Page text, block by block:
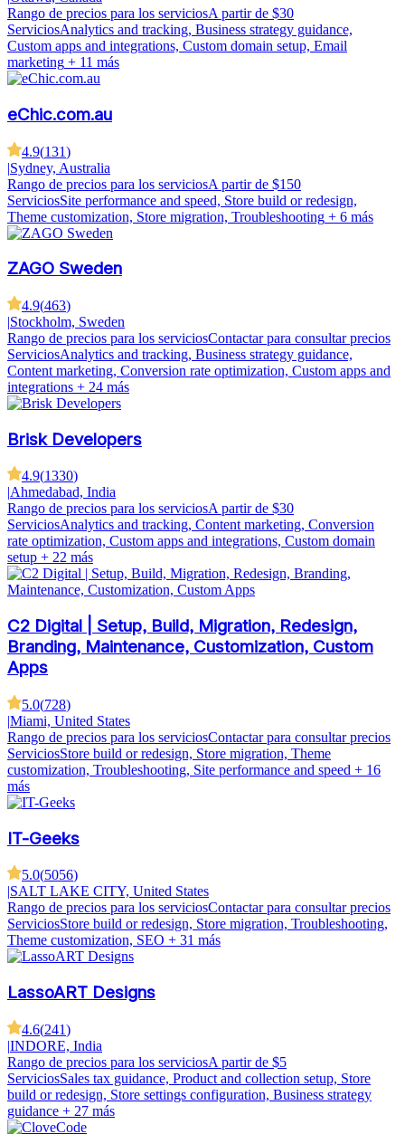
Rango de precios para los serviciosA partir de $30
ServiciosAnalytics and tracking, Business strategy guidance,
Custom apps and integrations, Custom domain setup, Email
marketing + 11 más
eChic.com.au
4.9(131)
|Sydney, Australia
Rango de precios para los serviciosA partir de $150
ServiciosSite performance and speed, Store build or redesign,
Theme customization, Store migration, Troubleshooting + 6 más
ZAGO Sweden
4.9(463)
|Stockholm, Sweden
Rango de precios para los serviciosContactar para consultar precios
ServiciosAnalytics and tracking, Business strategy guidance,
Content marketing, Conversion rate optimization, Custom apps and
integrations + 24 más
Brisk Developers
4.9(1330)
Ahmedabad, India
Rango de precios para los serviciosA partir de $30
ServiciosAnalytics and tracking, Content marketing, Conversion
rate optimization, Custom apps and integrations, Custom domain
setup + 22 más
C2 Digital | Setup, Build, Migration, Redesign,
Branding, Maintenance, Customization, Custom
Apps
5.0(728)
|Miami, United States
Rango de precios para los serviciosContactar para consultar precios
ServiciosStore build or redesign, Store migration, Theme
customization, Troubleshooting, Site performance and speed + 16
más
IT-Geeks
5.0(5056)
|SALT LAKE CITY, United States
Rango de precios para los serviciosContactar para consultar precios
ServiciosStore build or redesign, Store migration, Troubleshooting,
Theme customization, SEO + 31 más
LassoART Designs
4.6(241)
|INDORE, India
Rango de precios para los serviciosA partir de $5
ServiciosSales tax guidance, Product and collection setup, Store
build or redesign, Store settings configuration, Business strategy
guidance + 27 más